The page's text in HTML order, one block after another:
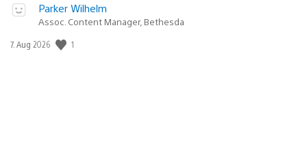
Parker Wilhelm
Assoc. Content Manager, Bethesda
Veröffentlichungsdatum:
7. Aug 2026 1